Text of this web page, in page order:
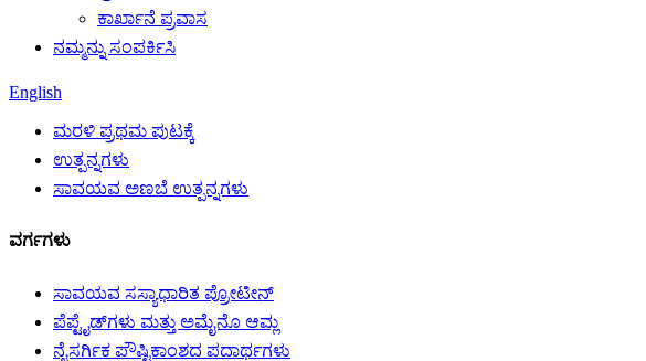
ಕಾರ್ಖಾನೆ ಪ್ರವಾಸ
ನಮ್ಮನ್ನು ಸಂಪರ್ಕಿಸಿ
English
ಮರಳಿ ಪ್ರಥಮ ಪುಟಕ್ಕೆ
ಉತ್ಪನ್ನಗಳು
ಸಾವಯವ ಅಣಬೆ ಉತ್ಪನ್ನಗಳು
ವರ್ಗಗಳು
ಸಾವಯವ ಸಸ್ಯಾಧಾರಿತ ಪ್ರೋಟೀನ್
ಪೆಪ್ಟೈಡ್‌ಗಳು ಮತ್ತು ಅಮೈನೊ ಆಮ್ಲ
ನೈಸರ್ಗಿಕ ಪೌಷ್ಟಿಕಾಂಶದ ಪದಾರ್ಥಗಳು